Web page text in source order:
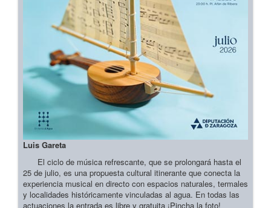
Luis Gareta
El ciclo de música refrescante, que se prolongará hasta el
25 de julio, es una propuesta cultural itinerante que conecta la
experiencia musical en directo con espacios naturales, termales
y localidades históricamente vinculadas al agua. En todas las
actuaciones la entrada es libre y gratuita ¡Pincha la foto!